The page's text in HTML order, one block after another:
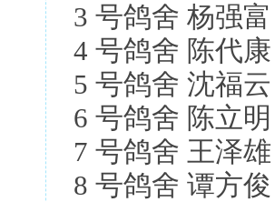
3 号鸽舍 杨强
4 号鸽舍 陈代
5 号鸽舍 沈福
6 号鸽舍 陈立
7 号鸽舍 王泽
8 号鸽舍 谭方